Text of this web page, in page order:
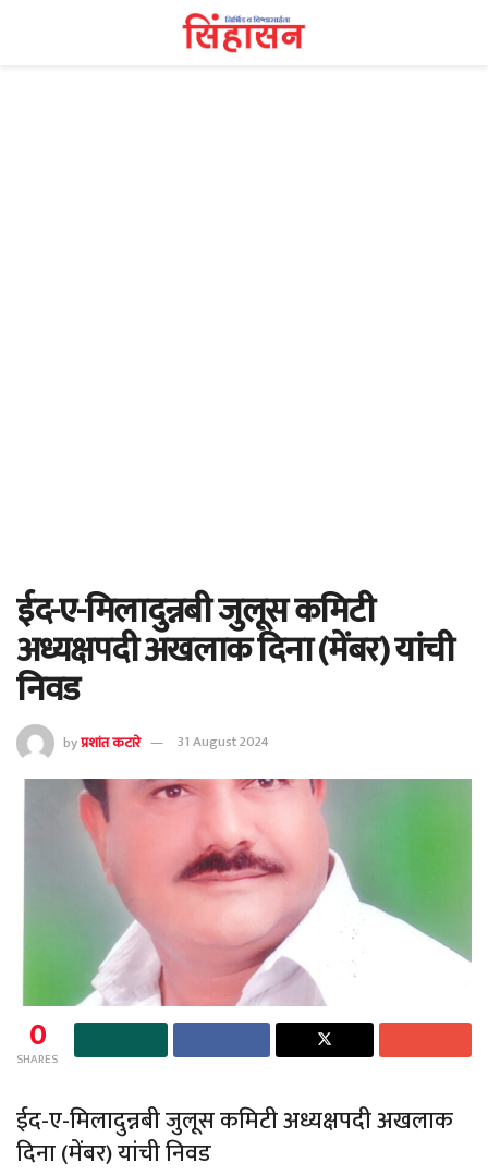
ईद-ए-मिलादुन्नबी जुलूस कमिटी
अध्यक्षपदी अखलाक दिना (मेंबर) यांची
निवड
byप्रशांत कटारे 31 August 2024
0
SHARES
ईद-ए-मिलादुन्नबी जुलूस कमिटी अध्यक्षपदी अखलाक
दिना (मेंबर) यांची निवड